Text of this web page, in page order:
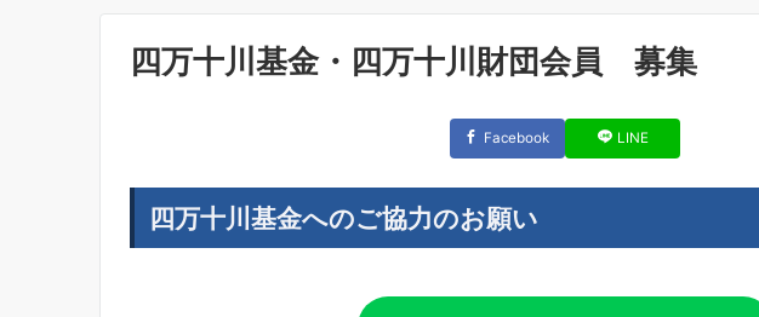
四万十川基金・四万十川財団会員 募集
Facebook LINE
四万十川基金へのご協力のお願い